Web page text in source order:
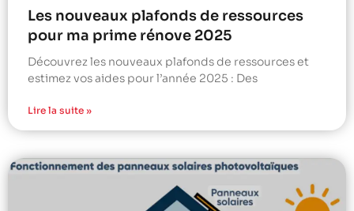
Les nouveaux plafonds de ressources
pour ma prime rénove 2025
Découvrez les nouveaux plafonds de ressources et
estimez vos aides pour l’année 2025 : Des
Lire la suite »